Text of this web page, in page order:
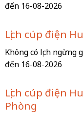
đến 16-08-2026
Lịch cúp điện
Không có lịch ngừng
đến 16-08-2026
Lịch cúp điện
Phòng